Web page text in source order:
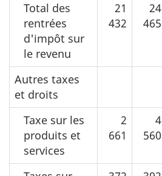
Total des
rentrées
d'impôt sur
le revenu
21
432
24
465
Autres taxes
et droits
Taxe sur les
produits et
services
2
661
4
560